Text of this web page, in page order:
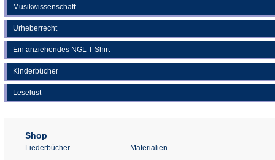
Musikwissenschaft
Urheberrecht
Ein anziehendes NGL T-Shirt
Kinderbücher
Leselust
Shop
Liederbücher Materialien